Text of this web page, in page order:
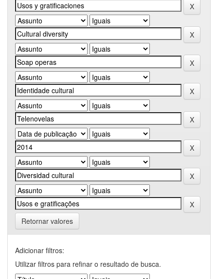
Retornar valores
Adicionar filtros:
Utilizar filtros para refinar o resultado de busca.